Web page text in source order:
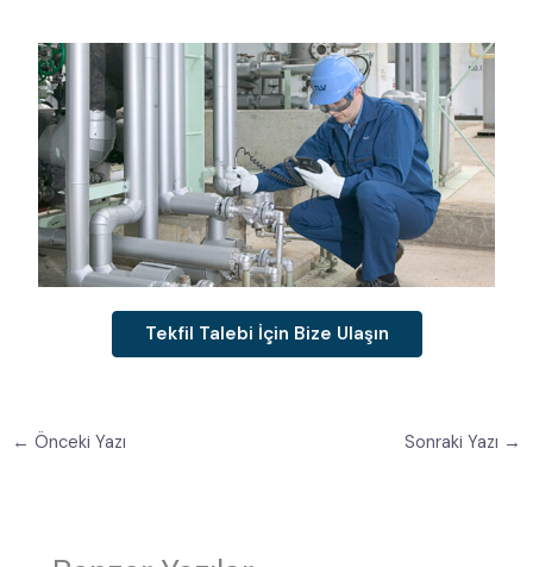
Tekfil Talebi İçin Bize Ulaşın
← Önceki Yazı Sonraki Yazı →